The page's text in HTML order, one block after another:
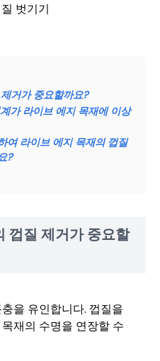
벗기기
거가 중요할까요?
가 라이브 에지 목재에 이상
여 라이브 에지 목재의 껍질
?
껍질 제거가 중요할
을 유인합니다. 껍질을
재의 수명을 연장할 수